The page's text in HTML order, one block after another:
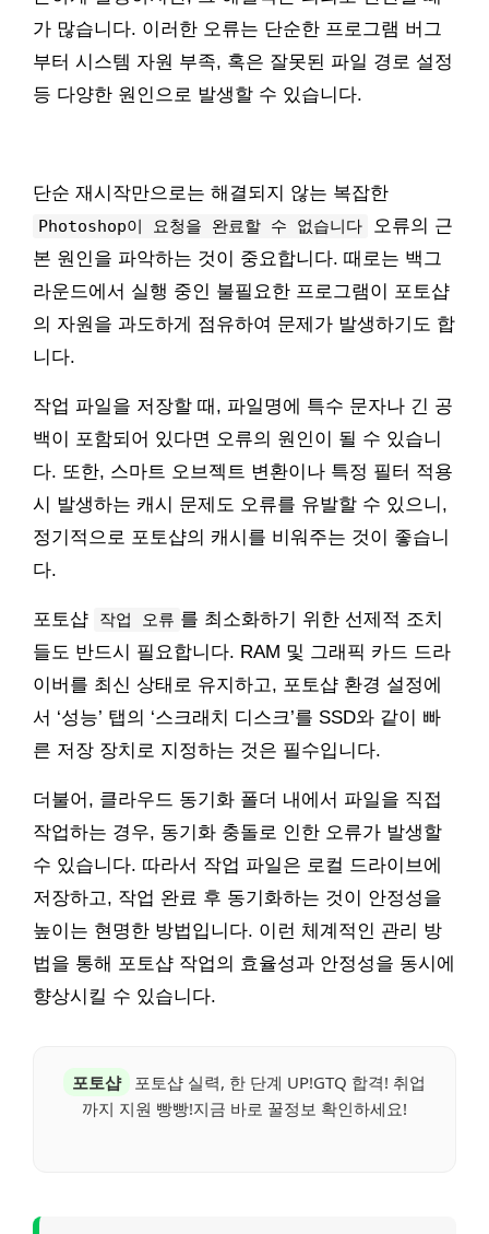
가 많습니다. 이러한 오류는 단순한 프로그램 버그
부터 시스템 자원 부족, 혹은 잘못된 파일 경로 설정
등 다양한 원인으로 발생할 수 있습니다.
단순 재시작만으로는 해결되지 않는 복잡한
Photoshop이 요청을 완료할 수 없습니다
오류의 근
본 원인을 파악하는 것이 중요합니다. 때로는 백그
라운드에서 실행 중인 불필요한 프로그램이 포토샵
의 자원을 과도하게 점유하여 문제가 발생하기도 합
니다.
작업 파일을 저장할 때, 파일명에 특수 문자나 긴 공
백이 포함되어 있다면 오류의 원인이 될 수 있습니
다. 또한, 스마트 오브젝트 변환이나 특정 필터 적용
시 발생하는 캐시 문제도 오류를 유발할 수 있으니,
정기적으로 포토샵의 캐시를 비워주는 것이 좋습니
다.
포토샵 작업 오류 를 최소화하기 위한 선제적 조치
들도 반드시 필요합니다. RAM 및 그래픽 카드 드라
이버를 최신 상태로 유지하고, 포토샵 환경 설정에
서 ‘성능’ 탭의 ‘스크래치 디스크’를 SSD와 같이 빠
른 저장 장치로 지정하는 것은 필수입니다.
더불어, 클라우드 동기화 폴더 내에서 파일을 직접
작업하는 경우, 동기화 충돌로 인한 오류가 발생할
수 있습니다. 따라서 작업 파일은 로컬 드라이브에
저장하고, 작업 완료 후 동기화하는 것이 안정성을
높이는 현명한 방법입니다. 이런 체계적인 관리 방
법을 통해 포토샵 작업의 효율성과 안정성을 동시에
향상시킬 수 있습니다.
포토샵
포토샵 실력, 한 단계 UP!GTQ 합격! 취업
까지 지원 빵빵!지금 바로 꿀정보 확인하세요!